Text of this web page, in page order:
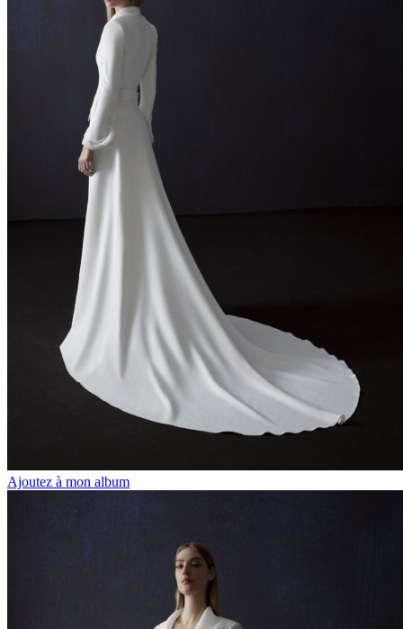
Ajoutez à mon album